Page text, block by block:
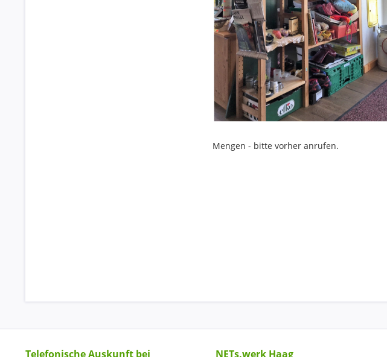
Mengen - bitte vorher anrufen.
Telefonische Auskunft bei NETs.werk Haag